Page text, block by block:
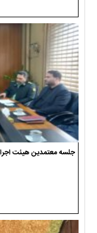
جلسه معتمدین هیئت